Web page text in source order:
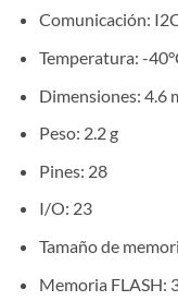
Comunicación:
Temperatura: -
Dimensiones: 4.6
Peso: 2.2 g
Pines: 28
I/O: 23
Tamaño de
Memoria FLASH: